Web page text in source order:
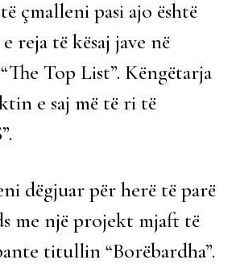
çmalleni pasi ajo është
reja të kësaj jave në
Top List”. Këngëtarja
e saj më të ri të
dëgjuar për herë të parë
me një projekt mjaft të
titullin “Borëbardha”.